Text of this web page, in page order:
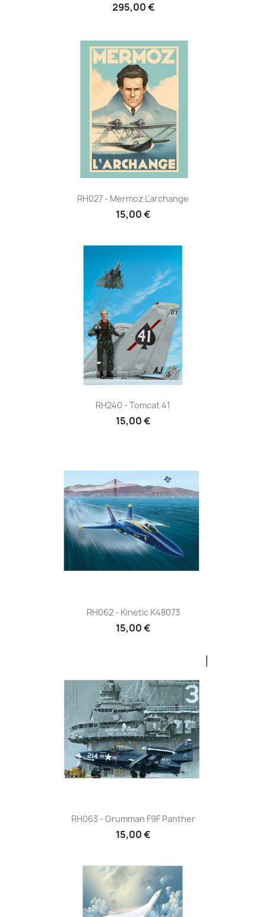
295,00 €
RH027 - Mermoz L'archange
15,00 €
RH240 - Tomcat 41
15,00 €
RH062 - Kinetic K48073
15,00 €
RH063 - Grumman F9F Panther
15,00 €